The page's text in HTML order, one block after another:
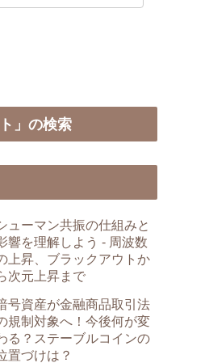
」の検索
ューマン共振の仕組みと
響を理解しよう - 周波数
上昇、ブラックアウトか
次元上昇まで
号資産が金融商品取引法
規制対象へ！今後何が変
る？ステーブルコインの
置づけは？